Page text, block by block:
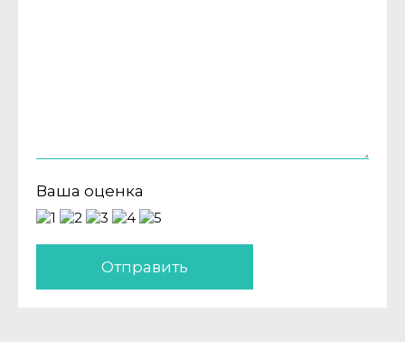
Ваша оценка
Отправить